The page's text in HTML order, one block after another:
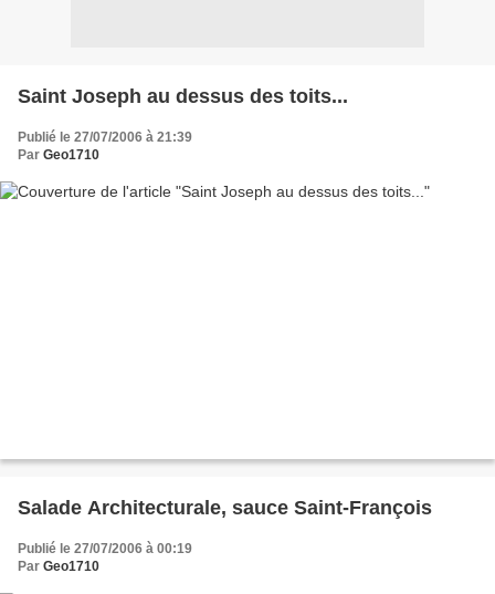
Saint Joseph au dessus des toits...
Publié le 27/07/2006 à 21:39
Par Geo1710
Salade Architecturale, sauce Saint-François
Publié le 27/07/2006 à 00:19
Par Geo1710